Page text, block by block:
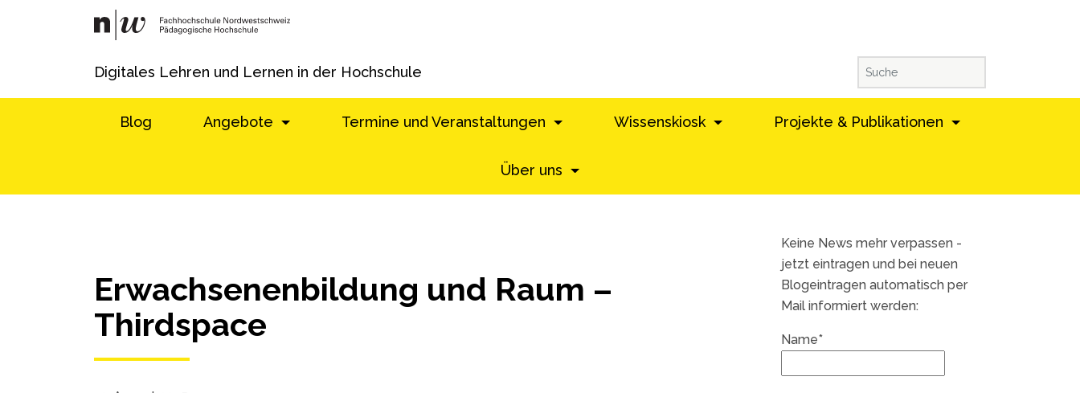
Digitales Lehren und Lernen in der Hochschule
Blog Angebote Termine und Veranstaltungen Wissenskiosk Projekte & Publikationen
Über uns
Erwachsenenbildung und Raum –
Thirdspace
Keine News mehr verpassen -
jetzt eintragen und bei neuen
Blogeintragen automatisch per
Mail informiert werden:
Name*